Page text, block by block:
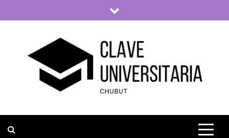
to
Clave Universitaria